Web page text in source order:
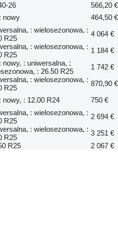
26
566,20 €
nowy
464,50 €
: wielosezonowa, :
R25
4 064 €
: wielosezonowa, :
R25
1 184 €
nowy, : uniwersalna, :
: 26.50 R25
1 742 €
: wielosezonowa, :
R25
870,90 €
nowy, : 12.00 R24
750 €
: wielosezonowa, :
R25
2 694 €
: wielosezonowa, :
R25
3 251 €
R25 2 067 €